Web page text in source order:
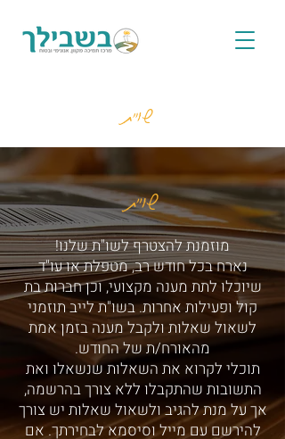
שו"ת
שו"ת
מוזמנת להצטרף לשו"ת שלנו!
נארח בכל חודש רב, מטפלת או עו"ד
שיוכלו לתת מענה מקצועי, וכן חברות בת
קול ופעילות אחרות. בשו"ת לייב תוזמני
לשאול שאלות ולקבל מענה בזמן אמת
מהאורח/ת של החודש.
תוכלי לקרוא את השאלות שנשאלו ואת
התשובות שהתקבלו ללא צורך בהרשמה,
אך על מנת להגיב ולשאול שאלות יש צורך
להירשם עם מייל וסיסמא לבחירתך. אם